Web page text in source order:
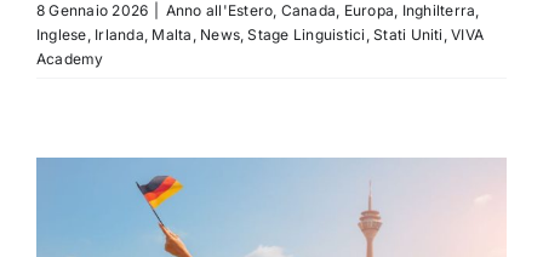
8 Gennaio 2026 Anno all'Estero, Canada, Europa, Inghilterra,
Inglese, Irlanda, Malta , News,Stage Linguistici ,Stati Uniti ,VIVA
Academy